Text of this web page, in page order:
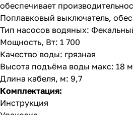
обеспечивает
Поплавковый выключатель,
Тип насосов водяных:
Мощность, Вт: 1 700
Качество воды: грязная
Высота подъёма воды макс: 18 м
Длина кабеля, м: 9,7
Комплектация:
Инструкция